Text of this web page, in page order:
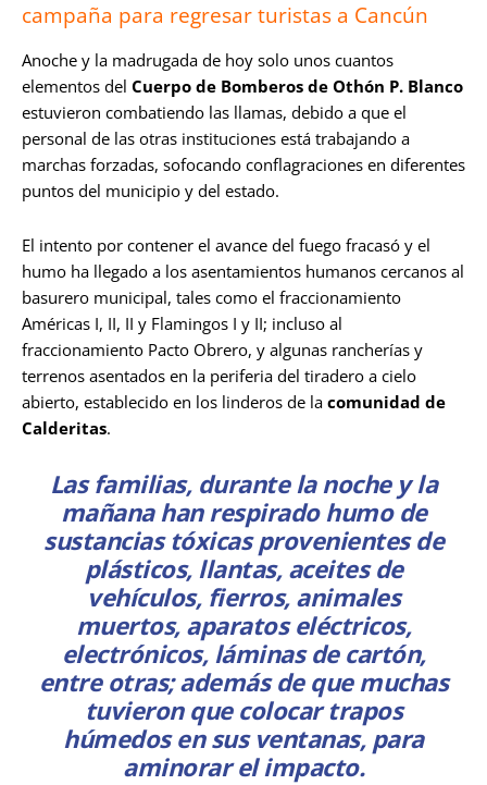
campaña para regresar turistas a Cancún
Anoche y la madrugada de hoy solo unos cuantos
elementos del Cuerpo de Bomberos de Othón P. Blanco
estuvieron combatiendo las llamas, debido a que el
personal de las otras instituciones está trabajando a
marchas forzadas, sofocando conflagraciones en diferentes
puntos del municipio y del estado.
El intento por contener el avance del fuego fracasó y el
humo ha llegado a los asentamientos humanos cercanos al
basurero municipal, tales como el fraccionamiento
Américas I, II, II y Flamingos I y II; incluso al
fraccionamiento Pacto Obrero, y algunas rancherías y
terrenos asentados en la periferia del tiradero a cielo
abierto, establecido en los linderos de la comunidad de
Calderitas.
Las familias, durante la noche y la
mañana han respirado humo de
sustancias tóxicas provenientes de
plásticos, llantas, aceites de
vehículos, fierros, animales
muertos, aparatos eléctricos,
electrónicos, láminas de cartón,
entre otras; además de que muchas
tuvieron que colocar trapos
húmedos en sus ventanas, para
aminorar el impacto.